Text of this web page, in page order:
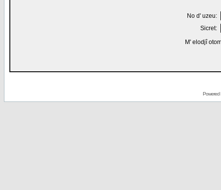
No d' uzeu:
Sicret:
M' elodjî
Powered